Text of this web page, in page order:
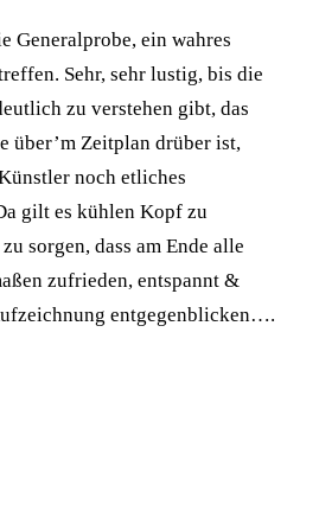
Generalprobe, ein wahres
Sehr, sehr lustig, bis die
zu verstehen gibt, das
über’m Zeitplan drüber ist,
noch etliches
gilt es kühlen Kopf zu
sorgen, dass am Ende alle
zufrieden, entspannt &
entgegenblicken….